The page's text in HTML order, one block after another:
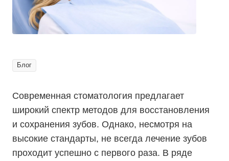
Блог
Современная стоматология предлагает
широкий спектр методов для восстановления
и сохранения зубов. Однако, несмотря на
высокие стандарты, не всегда лечение зубов
проходит успешно с первого раза. В ряде